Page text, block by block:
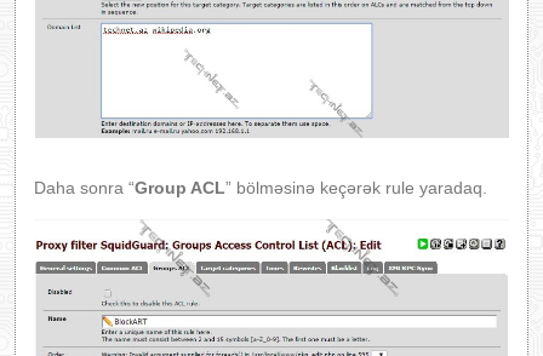
Daha sonra “Group ACL” bölməsinə keçərək rule yaradaq.